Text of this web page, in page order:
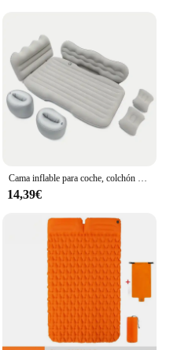
Cama inflable para coche, colchón plegable para asiento trasero, colchoneta para asiento trasero de coche, cama con cojín de aire para acampar y viajar al aire libre familiar
14,39€